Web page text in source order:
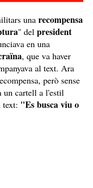
una recompensa
" del president
en una
, que va haver
al text. Ara
però sense
un cartell a l'estil
text: "Es busca viu o